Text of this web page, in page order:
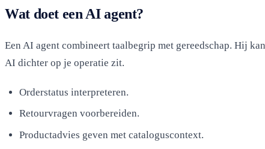
Wat doet een AI agent?
Een AI agent combineert taalbegrip met gereedschap. Hij
AI dichter op je operatie zit.
Orderstatus interpreteren.
Retourvragen voorbereiden.
Productadvies geven met cataloguscontext.